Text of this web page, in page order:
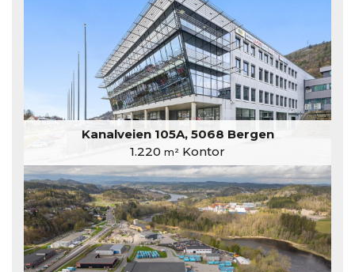
Kanalveien 105A, 5068 Bergen
1.220 m² Kontor